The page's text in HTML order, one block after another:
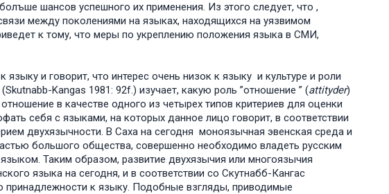
шансов успешного их применения. Из этого следует, что ,
между поколениями на языках, находящихся на уязвимом
к тому, что меры по укреплению положения языка в СМИ,
и говорит, что интерес очень низок к языку и культуре и роли
Kangas 1981: 92f.) изучает, какую роль ”отношение ” (attityder)
в качестве одного из четырех типов критериев для оценки
себя с языками, на которых данное лицо говорит, в соответствии
двухязычности. В Саха на сегодня моноязычная эвенская среда и
большого общества, совершенно необходимо владеть русским
Таким образом, развитие двухязычия или многоязычия
языка на сегодня, и в соответствии со Скутнабб-Кангас
принадлежности к языку. Подобные взгляды, приводимые